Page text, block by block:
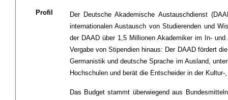
Profil
Der Deutsche Akademische Austauschdienst
internationalen Austausch von Studierenden und
der DAAD über 1,5 Millionen Akademiker im In-
Vergabe von Stipendien hinaus: Der DAAD fördert
Germanistik und deutsche Sprache im Ausland,
Hochschulen und berät die Entscheider in der
Das Budget stammt überwiegend aus